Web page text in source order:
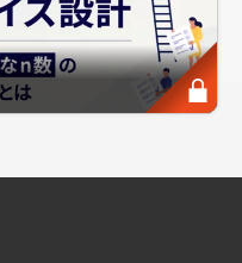
の一つとなります。
の一つが「ホームユー
下CLT）の2つの調査